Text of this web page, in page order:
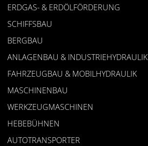
ERDGAS- & ERDÖLFÖRDERUNG
SCHIFFSBAU
BERGBAU
ANLAGENBAU & INDUSTRIEHYDRAULIK
FAHRZEUGBAU & MOBILHYDRAULIK
MASCHINENBAU
WERKZEUGMASCHINEN
HEBEBÜHNEN
AUTOTRANSPORTER